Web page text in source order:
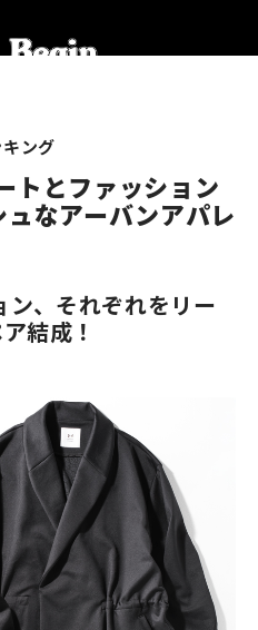
ング
トとファッション
なアーバンアパレ
、それぞれをリー
結成！